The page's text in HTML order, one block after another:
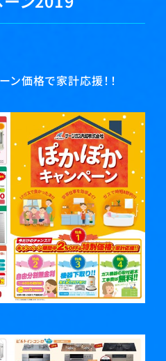
ン価格で家計応援！！